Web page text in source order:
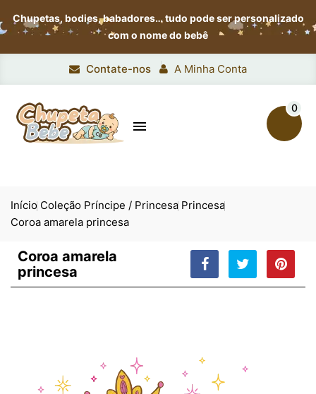
Chupetas, bodies, babadores…tudo pode ser personalizado
com o nome do bebê
Contate-nos A Minha Conta

0
Início Coleção Príncipe / Princesa Princesa
Coroa amarela princesa
Coroa amarela
princesa